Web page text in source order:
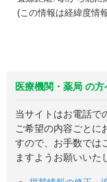
(この情報は経緯度情
医療機関・薬局 の方
当サイトはお電話で
ご希望の内容ごとに
すので、お手数では
ますようお願いいた